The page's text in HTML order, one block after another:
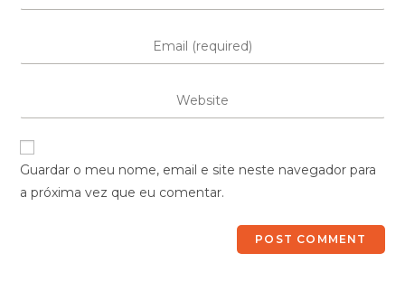
Guardar o meu nome, email e site neste navegador para
a próxima vez que eu comentar.